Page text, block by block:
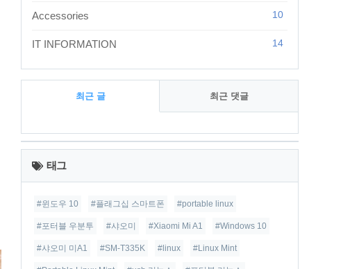
Accessories 10
IT INFORMATION 14
최근 글 최근 댓글
최
근
글 태그
#윈도우 10 #플래그십 스마트폰 #portable linux
#포터블 우분투 #샤오미 #Xiaomi Mi A1 #Windows 10
#샤오미 미A1 #SM-T335K #linux #Linux Mint